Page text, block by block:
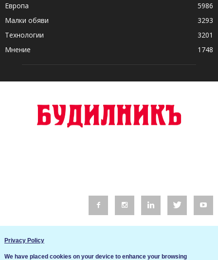
Европа
5986
Малки обяви
3293
Технологии
3201
Мнение
1748
Privacy Policy
We have placed cookies on your device to enhance your browsing